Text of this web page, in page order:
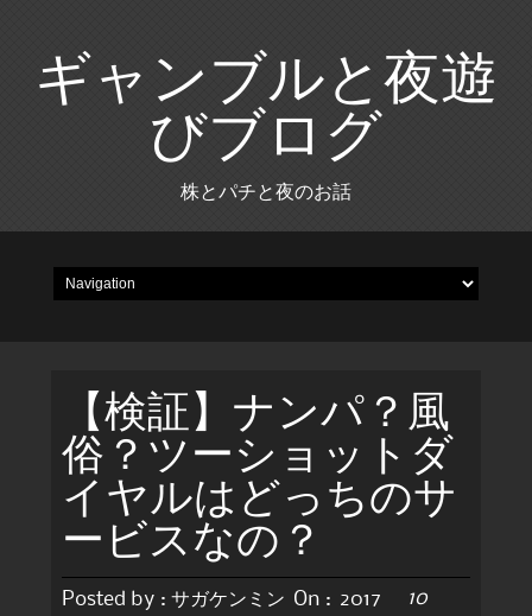
ギャンブルと夜遊
びブログ
株とパチと夜のお話
【検証】ナンパ？風
俗？ツーショットダ
イヤルはどっちのサ
ービスなの？
Posted by : サガケンミン On : 2017
10